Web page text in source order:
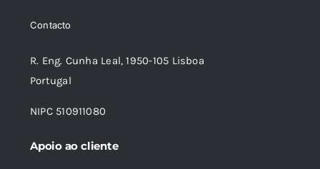
25,12 €.22,61 €.
Contacto
R. Eng. Cunha Leal, 1950-105 Lisboa
Portugal
NIPC 510911080
Apoio ao cliente